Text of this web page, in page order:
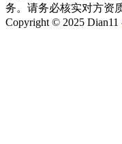
务。请务必核实对方资
Copyright © 2025 Dian11